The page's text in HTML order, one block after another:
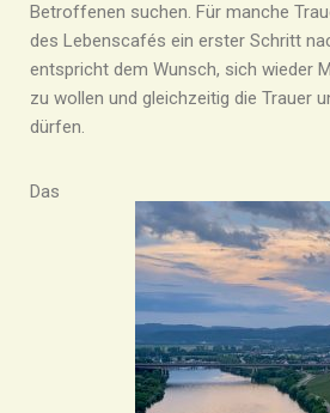
Betroffenen suchen. Für manche
des Lebenscafés ein erster Schritt
entspricht dem Wunsch, sich wieder
zu wollen und gleichzeitig die Trauer
dürfen.
Das